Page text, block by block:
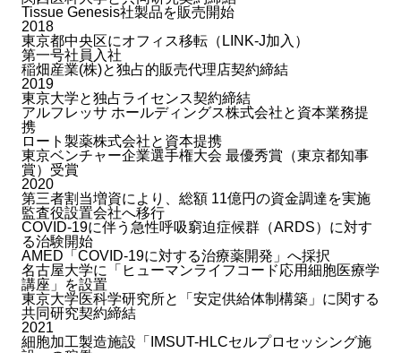
Tissue Genesis社製品を販売開始
2018
東京都中央区にオフィス移転（LINK-J加入）
第一号社員入社
稲畑産業(株)と独占的販売代理店契約締結
2019
東京大学と独占ライセンス契約締結
アルフレッサ ホールディングス株式会社と資本業務提
携
ロート製薬株式会社と資本提携
東京ベンチャー企業選手権大会 最優秀賞（東京都知事
賞）受賞
2020
第三者割当増資により、総額 11億円の資金調達を実施
監査役設置会社へ移行
COVID-19に伴う急性呼吸窮迫症候群（ARDS）に対す
る治験開始
AMED「COVID-19に対する治療薬開発」へ採択
名古屋大学に「ヒューマンライフコード応用細胞医療学
講座」を設置
東京大学医科学研究所と「安定供給体制構築」に関する
共同研究契約締結
2021
細胞加工製造施設「IMSUT-HLCセルプロセッシング施